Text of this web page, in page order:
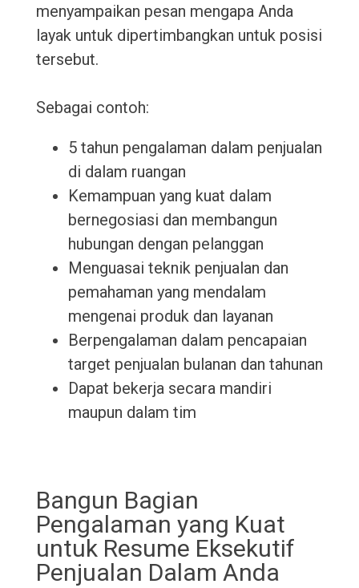
menyampaikan pesan mengapa Anda
layak untuk dipertimbangkan untuk posisi
tersebut.
Sebagai contoh:
5 tahun pengalaman dalam penjualan
di dalam ruangan
Kemampuan yang kuat dalam
bernegosiasi dan membangun
hubungan dengan pelanggan
Menguasai teknik penjualan dan
pemahaman yang mendalam
mengenai produk dan layanan
Berpengalaman dalam pencapaian
target penjualan bulanan dan tahunan
Dapat bekerja secara mandiri
maupun dalam tim
Bangun Bagian
Pengalaman yang Kuat
untuk Resume Eksekutif
Penjualan Dalam Anda